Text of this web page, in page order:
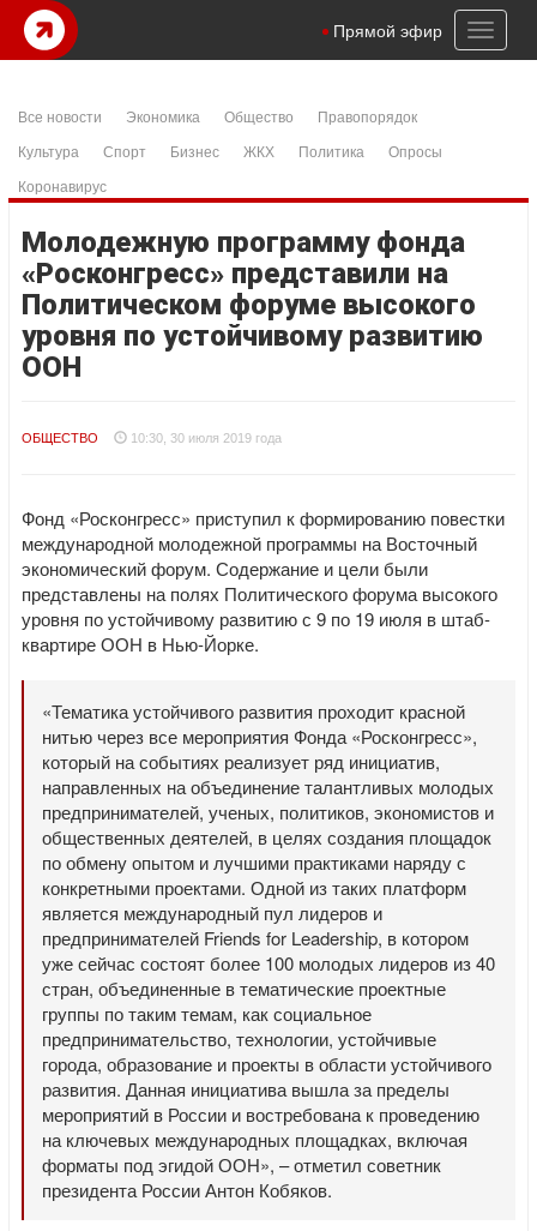
Toggle
Прямой эфир
Все новости Экономика Общество
Правопорядок
Культура
Спорт Бизнес ЖКХ Политика
Опросы
Коронавирус
Молодежную программу фонда
«Росконгресс» представили на
Политическом форуме высокого
уровня по устойчивому развитию
ООН
ОБЩЕСТВО 10:30, 30 июля 2019 года
Фонд «Росконгресс» приступил к формированию повестки
международной молодежной программы на Восточный
экономический форум. Содержание и цели были
представлены на полях Политического форума высокого
уровня по устойчивому развитию с 9 по 19 июля в штаб-
квартире ООН в Нью-Йорке.
«Тематика устойчивого развития проходит красной
нитью через все мероприятия Фонда «Росконгресс»,
который на событиях реализует ряд инициатив,
направленных на объединение талантливых молодых
предпринимателей, ученых, политиков, экономистов и
общественных деятелей, в целях создания площадок
по обмену опытом и лучшими практиками наряду с
конкретными проектами. Одной из таких платформ
является международный пул лидеров и
предпринимателей Friends for Leadership, в котором
уже сейчас состоят более 100 молодых лидеров из 40
стран, объединенные в тематические проектные
группы по таким темам, как социальное
предпринимательство, технологии, устойчивые
города, образование и проекты в области устойчивого
развития. Данная инициатива вышла за пределы
мероприятий в России и востребована к проведению
на ключевых международных площадках, включая
форматы под эгидой ООН», – отметил советник
президента России Антон Кобяков.